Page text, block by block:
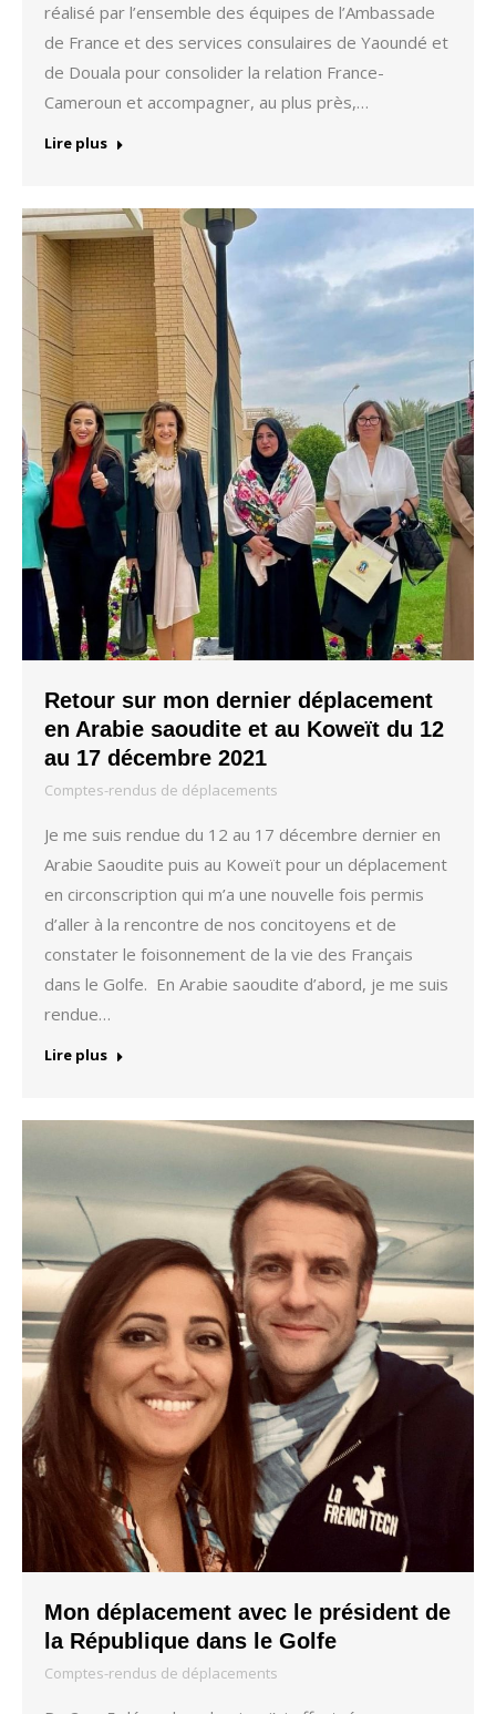
réalisé par l’ensemble des équipes de l’Ambassade
de France et des services consulaires de Yaoundé et
de Douala pour consolider la relation France-
Cameroun et accompagner, au plus près,…
Lire plus
Retour sur mon dernier déplacement
en Arabie saoudite et au Koweït du 12
au 17 décembre 2021
Comptes-rendus de déplacements
Je me suis rendue du 12 au 17 décembre dernier en
Arabie Saoudite puis au Koweït pour un déplacement
en circonscription qui m’a une nouvelle fois permis
d’aller à la rencontre de nos concitoyens et de
constater le foisonnement de la vie des Français
dans le Golfe. En Arabie saoudite d’abord, je me suis
rendue…
Lire plus
Mon déplacement avec le président de
la République dans le Golfe
Comptes-rendus de déplacements